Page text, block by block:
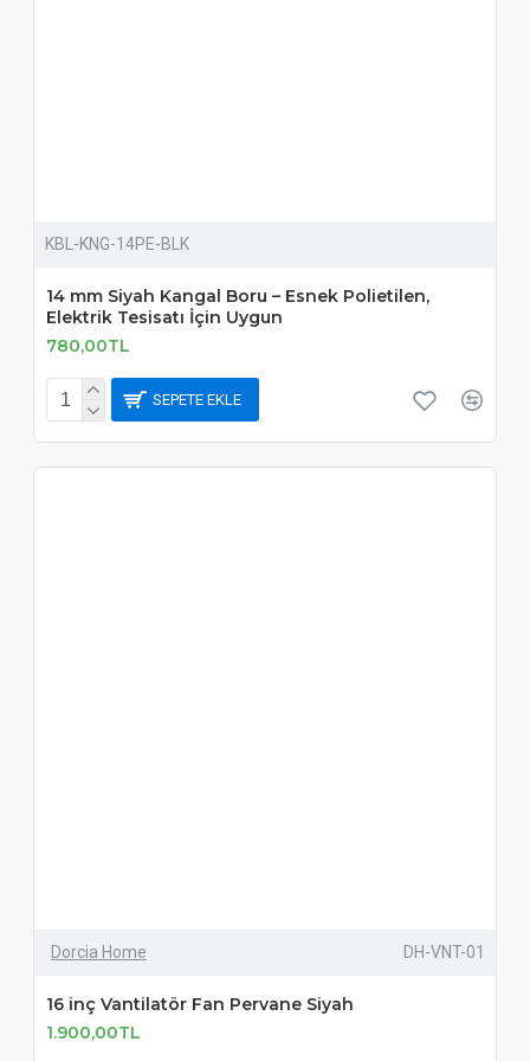
KBL-KNG-14PE-BLK
14 mm Siyah Kangal Boru – Esnek Polietilen,
Elektrik Tesisatı İçin Uygun
780,00TL
SEPETE EKLE
Dorcia Home DH-VNT-01
16 inç Vantilatör Fan Pervane Siyah
1.900,00TL